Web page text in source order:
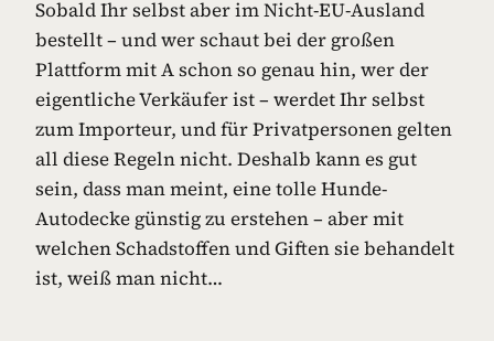
Sobald Ihr selbst aber im Nicht-EU-Ausland
bestellt – und wer schaut bei der großen
Plattform mit A schon so genau hin, wer der
eigentliche Verkäufer ist – werdet Ihr selbst
zum Importeur, und für Privatpersonen gelten
all diese Regeln nicht. Deshalb kann es gut
sein, dass man meint, eine tolle Hunde-
Autodecke günstig zu erstehen – aber mit
welchen Schadstoffen und Giften sie behandelt
ist, weiß man nicht…